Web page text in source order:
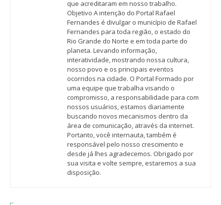
que acreditaram em nosso trabalho.
Objetivo A intenção do Portal Rafael
Fernandes é divulgar o município de Rafael
Fernandes para toda região, o estado do
Rio Grande do Norte e em toda parte do
planeta. Levando informação,
interatividade, mostrando nossa cultura,
nosso povo e os principais eventos
ocorridos na cidade. O Portal Formado por
uma equipe que trabalha visando o
compromisso, a responsabilidade para com
nossos usuários, estamos diariamente
buscando novos mecanismos dentro da
área de comunicação, através da internet.
Portanto, você internauta, também é
responsável pelo nosso crescimento e
desde já lhes agradecemos. Obrigado por
sua visita e volte sempre, estaremos a sua
disposição.